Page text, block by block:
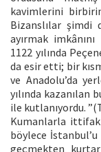
kavimlerini
Bizanslılar şimdi
ayırmak
1122 yılında
da esir etti; bir
ve Anadolu’da
yılında kazanılan
ile kutlanıyordu.
Kumanlarla ittifak
böylece
geçmekten